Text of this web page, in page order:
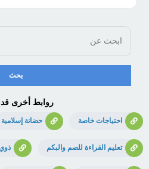
روابط أخرى قد
احتياجات خاصة حضانة إسلامية
تعليم القراءة للصم والبكم